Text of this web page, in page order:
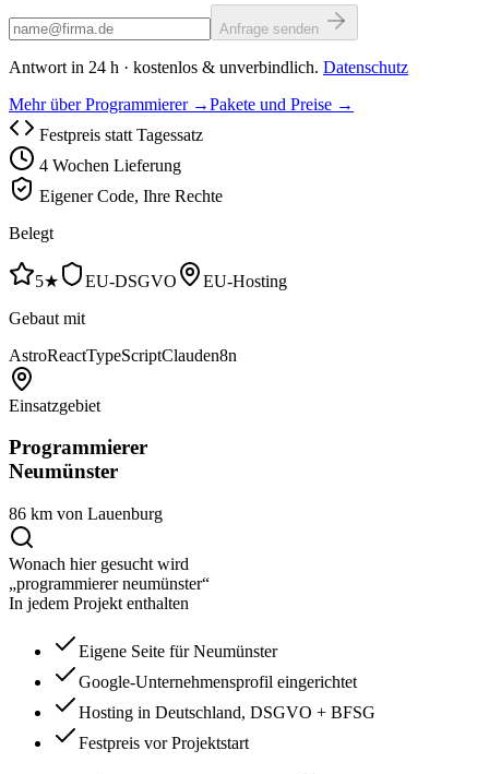
Anfrage senden
Antwort in 24 h · kostenlos & unverbindlich. Datenschutz
Mehr über Programmierer →Pakete und Preise →
Festpreis statt Tagessatz
4 Wochen Lieferung
Eigener Code, Ihre Rechte
Belegt
5★ EU-DSGVO
EU-Hosting
Gebaut mit
AstroReactTypeScriptClauden8n
Einsatzgebiet
Programmierer
Neumünster
86 km von Lauenburg
Wonach hier gesucht wird
„programmierer neumünster“
In jedem Projekt enthalten
Eigene Seite für Neumünster
Google-Unternehmensprofil eingerichtet
Hosting in Deutschland, DSGVO + BFSG
Festpreis vor Projektstart